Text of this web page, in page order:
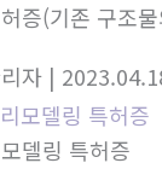
증(기존 구조
자 |
델링 특허증